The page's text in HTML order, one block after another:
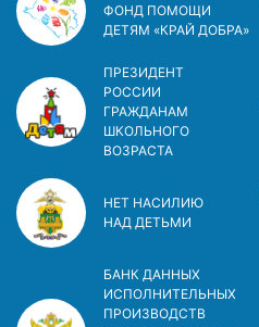
ФОНД ПОМОЩИ
ДЕТЯМ «КРАЙ ДОБРА»
ПРЕЗИДЕНТ
РОССИИ
ГРАЖДАНАМ
ШКОЛЬНОГО
ВОЗРАСТА
НЕТ НАСИЛИЮ
НАД ДЕТЬМИ
БАНК ДАННЫХ
ИСПОЛНИТЕЛЬНЫХ
ПРОИЗВОДСТВ